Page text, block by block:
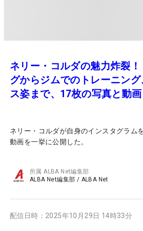
ネリー・コルダの魅力炸裂
グからジムでのトレーニン
ス姿まで、17枚の写真と動
ネリー・コルダが自身のインスタグラム
動画を一挙に公開した。
所属ALBA Net編集部
ALBA Net編集部 / ALBA Net
配信日時： 2025年10月29日 14時33分